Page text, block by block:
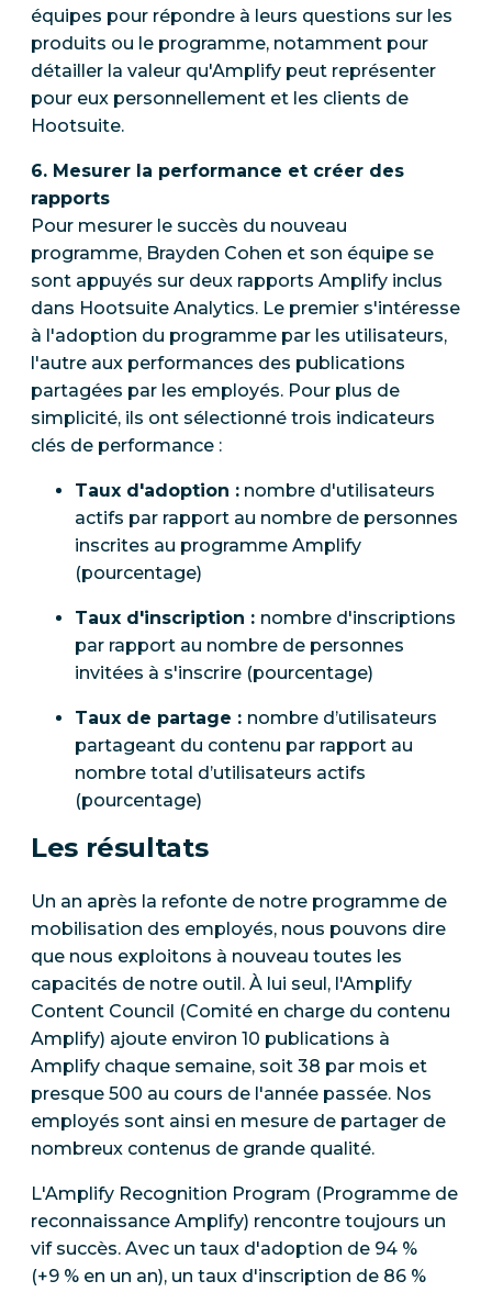
équipes pour répondre à leurs questions sur les
produits ou le programme, notamment pour
détailler la valeur qu'Amplify peut représenter
pour eux personnellement et les clients de
Hootsuite.
6. Mesurer la performance et créer des
rapports
Pour mesurer le succès du nouveau
programme, Brayden Cohen et son équipe se
sont appuyés sur deux rapports Amplify inclus
dans Hootsuite Analytics. Le premier s'intéresse
à l'adoption du programme par les utilisateurs,
l'autre aux performances des publications
partagées par les employés. Pour plus de
simplicité, ils ont sélectionné trois indicateurs
clés de performance :
Taux d'adoption : nombre d'utilisateurs
actifs par rapport au nombre de personnes
inscrites au programme Amplify
(pourcentage)
Taux d'inscription : nombre d'inscriptions
par rapport au nombre de personnes
invitées à s'inscrire (pourcentage)
Taux de partage : nombre d’utilisateurs
partageant du contenu par rapport au
nombre total d’utilisateurs actifs
(pourcentage)
Les résultats
Un an après la refonte de notre programme de
mobilisation des employés, nous pouvons dire
que nous exploitons à nouveau toutes les
capacités de notre outil. À lui seul, l'Amplify
Content Council (Comité en charge du contenu
Amplify) ajoute environ 10 publications à
Amplify chaque semaine, soit 38 par mois et
presque 500 au cours de l'année passée. Nos
employés sont ainsi en mesure de partager de
nombreux contenus de grande qualité.
L'Amplify Recognition Program (Programme de
reconnaissance Amplify) rencontre toujours un
vif succès. Avec un taux d'adoption de 94 %
(+9 % en un an), un taux d'inscription de 86 %